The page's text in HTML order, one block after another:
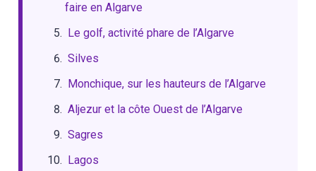
faire en Algarve
Le golf, activité phare de l’Algarve
Silves
Monchique, sur les hauteurs de l’Algarve
Aljezur et la côte Ouest de l’Algarve
Sagres
Lagos